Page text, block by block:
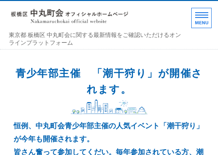
東京都 板橋区 中丸町
東京都 板橋区 中丸町会に関する最新情報をご確認いただけるオン
ラインプラットフォーム
町会加入のお誘い
お問い合わせ･連絡事項
青少年部主催 「潮干狩り」が開催さ
れます。
恒例、中丸町会青少年部主催の人気イベント「潮干狩り」
が今年も開催されます。
皆さん奮って参加してくだい。毎年参加されている方、潮